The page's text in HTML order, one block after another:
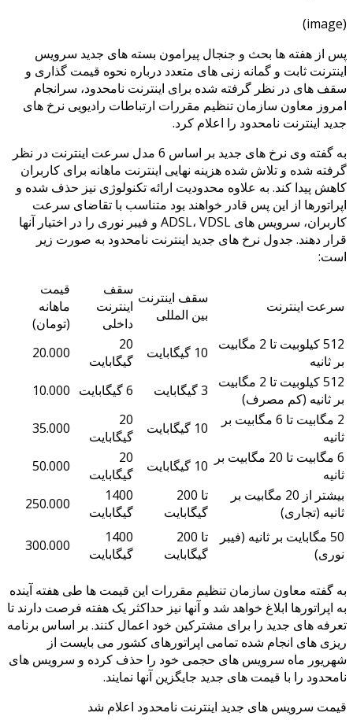
(image)
پس از هفته ها بحث و جنجال پیرامون بسته های جدید سرویس
اینترنت ثابت و گمانه زنی های متعدد درباره نحوه قیمت گذاری و
سقف های در نظر گرفته شده برای اینترنت نامحدود، سرانجام
امروز معاون سازمان تنظیم مقررات ارتباطات رادیویی نرخ های
جدید اینترنت نامحدود را اعلام کرد.
به گفته وی نرخ های جدید بر اساس 6 مدل سرعت اینترنت در نظر
گرفته شده و تلاش شده هزینه نهایی اینترنت ماهانه برای کاربران
کاهش پیدا کند. به علاوه محدودیت ارائه تکنولوژی نیز حذف شده و
اپراتورها از این پس قادر خواهند بود متناسب با تقاضای سرعت
کاربران، سرویس های ADSL، VDSL و فیبر نوری را در اختیار آنها
قرار دهند. جدول نرخ های جدید اینترنت نامحدود به صورت زیر
است:
سرعت اینترنت
سقف اینترنت
بین المللی
سقف
اینترنت
داخلی
قیمت
ماهانه
(تومان)
512 کیلوبیت تا 2 مگابیت
بر ثانیه
10 گیگابایت
20
گیگابایت
20.000
512 کیلوبیت تا 2 مگابیت
بر ثانیه (کم مصرف)
3 گیگابایت 6 گیگابایت
10.000
2 مگابیت تا 6 مگابیت بر
ثانیه
10 گیگابایت
20
گیگابایت
35.000
6 مگابیت تا 20 مگابیت بر
ثانیه
10 گیگابایت
20
گیگابایت
50.000
بیشتر از 20 مگابیت بر
ثانیه (تجاری)
تا 200
گیگابایت
1400
گیگابایت
250.000
50 مگابایت بر ثانیه (فیبر
نوری)
تا 200
گیگابایت
1400
گیگابایت
300.000
به گفته معاون سازمان تنظیم مقررات این قیمت ها طی هفته آینده
به اپراتورها ابلاغ خواهد شد و آنها نیز حداکثر یک هفته فرصت دارند تا
تعرفه های جدید را برای مشترکین خود اعمال کنند. بر اساس برنامه
ریزی های انجام شده تمامی اپراتورهای کشور می بایست از
شهریور ماه سرویس های حجمی خود را حذف کرده و سرویس های
نامحدود را با قیمت های جدید جایگزین آنها نمایند.
قیمت سرویس های جدید اینترنت نامحدود اعلام شد